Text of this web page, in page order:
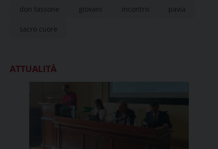
don tassone giovani incontro pavia
sacro cuore
ATTUALITÀ